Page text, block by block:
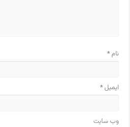
نام*
ایمیل*
وب‌ سایت